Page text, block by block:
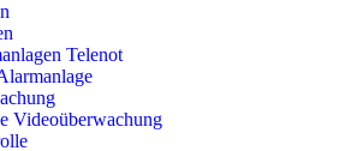
Telenot
Videoüberwachung